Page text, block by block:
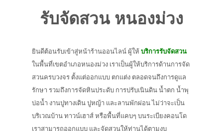
รับจัดสวน หนองม่วง
ยินดีต้อนรับเข้าสู่หน้าร้านออนไลน์ ผู้ให้บริการรับจัดสวน
ในพื้นที่เขตอำเภอหนองม่วง เราเป็นผู้ให้บริการด้านการจัด
สวนครบวงจร ตั้งแต่ออกแบบ ตกแต่ง ตลอดจนถึงการดูแล
รักษา รวมถึงการจัดหินประดับ การปรับเนินดิน น้ำตก น้ำพุ
บ่อน้ำ งานปูทางเดิน ปูหญ้า และลานพักผ่อน ไม่ว่าจะเป็น
บริเวณบ้าน ทาวน์เฮาส์ หรือพื้นที่แคบๆ บนระเบียงคอนโด
เราสามารถออกแบบ และจัดสวนให้ท่านได้ตามงบ